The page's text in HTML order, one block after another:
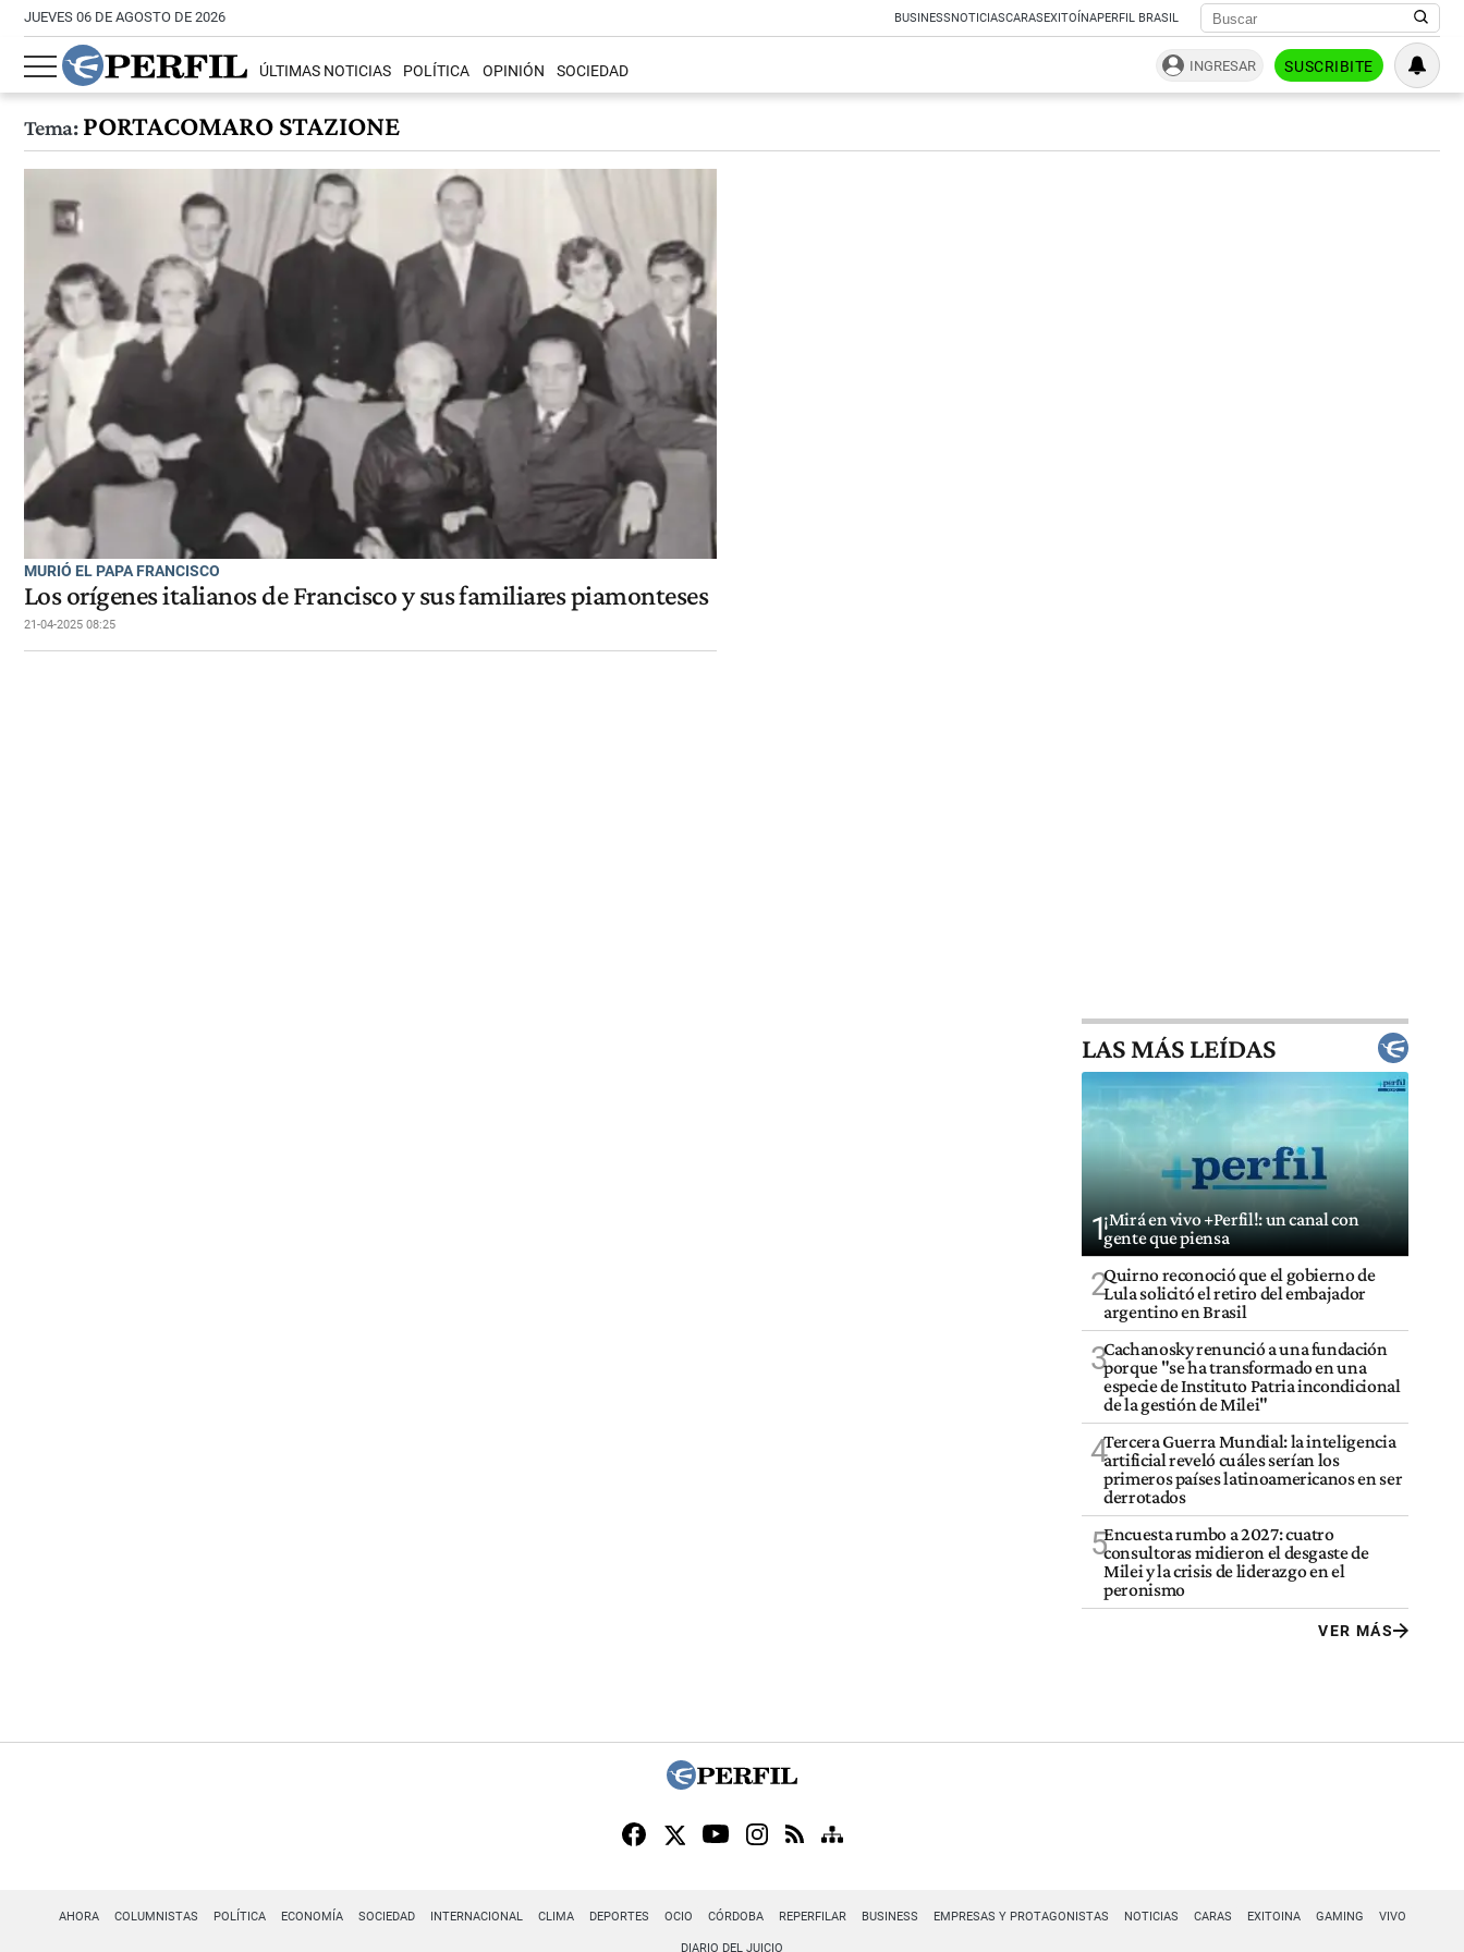
JUEVES 06 DE AGOSTO DE 2026 BUSINESSNOTICIASCARASEXITOÍNAPERFIL BRASIL
ÚLTIMAS NOTICIAS POLÍTICA OPINIÓN SOCIEDAD INGRESAR SUSCRIBITE
Tema:PORTACOMARO STAZIONE
MURIÓ EL PAPA FRANCISCO
Los orígenes italianos de Francisco y sus familiares piamonteses
21-04-2025 08:25
LAS MÁS LEÍDAS
1¡Mirá en vivo +Perfil!: un canal con
gente que piensa
2Quirno reconoció que el gobierno de
Lula solicitó el retiro del embajador
argentino en Brasil
3Cachanosky renunció a una fundación
porque "se ha transformado en una
especie de Instituto Patria incondicional
de la gestión de Milei"
4Tercera Guerra Mundial: la inteligencia
artificial reveló cuáles serían los
primeros países latinoamericanos en ser
derrotados
5Encuesta rumbo a 2027: cuatro
consultoras midieron el desgaste de
Milei y la crisis de liderazgo en el
peronismo
VER MÁS
AHORA COLUMNISTAS POLÍTICA ECONOMÍA SOCIEDAD INTERNACIONAL CLIMA DEPORTES OCIO CÓRDOBA REPERFILAR BUSINESS EMPRESAS Y PROTAGONISTAS NOTICIAS CARAS EXITOINA GAMING VIVO
DIARIO DEL JUICIO